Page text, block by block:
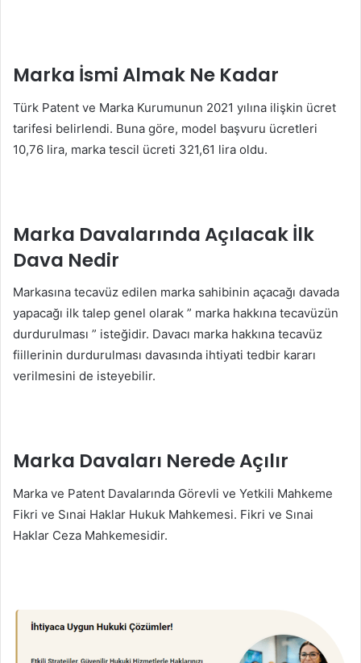
Marka İsmi Almak Ne Kadar
Türk Patent ve Marka Kurumunun 2021 yılına ilişkin ücret
tarifesi belirlendi. Buna göre, model başvuru ücretleri
10,76 lira, marka tescil ücreti 321,61 lira oldu.
Marka Davalarında Açılacak İlk
Dava Nedir
Markasına tecavüz edilen marka sahibinin açacağı davada
yapacağı ilk talep genel olarak ” marka hakkına tecavüzün
durdurulması ” isteğidir. Davacı marka hakkına tecavüz
fiillerinin durdurulması davasında ihtiyati tedbir kararı
verilmesini de isteyebilir.
Marka Davaları Nerede Açılır
Marka ve Patent Davalarında Görevli ve Yetkili Mahkeme
Fikri ve Sınai Haklar Hukuk Mahkemesi. Fikri ve Sınai
Haklar Ceza Mahkemesidir.